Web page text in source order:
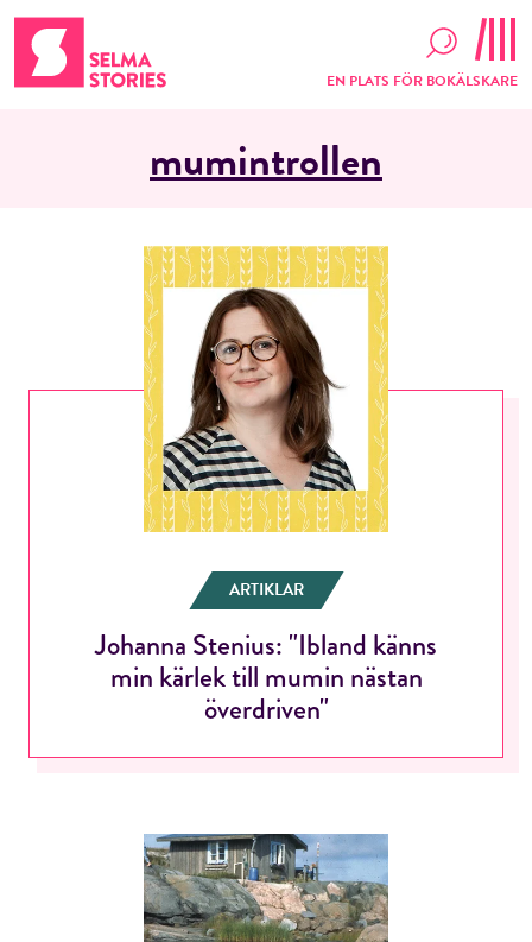
EN PLATS FÖR BOKÄLSKARE
mumintrollen
ARTIKLAR
Johanna Stenius: "Ibland känns
min kärlek till mumin nästan
överdriven"